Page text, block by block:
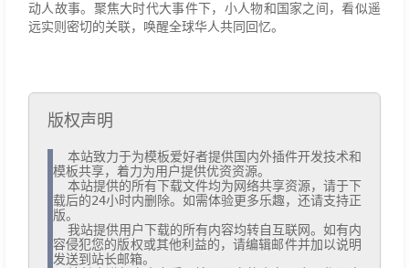
动人故事。聚焦大时代大事件下，小人物和国家之间，看似遥
远实则密切的关联，唤醒全球华人共同回忆。
版权声明
模板共享，着力为用户提供优资资源。
载后的24小时内删除。如需体验更多乐趣，还请支持正
版。
容侵犯您的版权或其他利益的，请编辑邮件并加以说明
发送到站长邮箱。